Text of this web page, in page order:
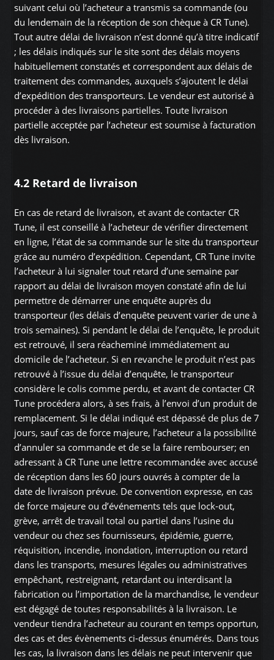
suivant celui où l’acheteur a transmis sa commande (ou
du lendemain de la réception de son chèque à CR Tune).
Tout autre délai de livraison n’est donné qu’à titre indicatif
; les délais indiqués sur le site sont des délais moyens
habituellement constatés et correspondent aux délais de
traitement des commandes, auxquels s’ajoutent le délai
d’expédition des transporteurs. Le vendeur est autorisé à
procéder à des livraisons partielles. Toute livraison
partielle acceptée par l’acheteur est soumise à facturation
dès livraison.
4.2 Retard de livraison
En cas de retard de livraison, et avant de contacter CR
Tune, il est conseillé à l’acheteur de vérifier directement
en ligne, l’état de sa commande sur le site du transporteur
grâce au numéro d’expédition. Cependant, CR Tune invite
l’acheteur à lui signaler tout retard d’une semaine par
rapport au délai de livraison moyen constaté afin de lui
permettre de démarrer une enquête auprès du
transporteur (les délais d’enquête peuvent varier de une à
trois semaines). Si pendant le délai de l’enquête, le produit
est retrouvé, il sera réacheminé immédiatement au
domicile de l’acheteur. Si en revanche le produit n’est pas
retrouvé à l’issue du délai d’enquête, le transporteur
considère le colis comme perdu, et avant de contacter CR
Tune procédera alors, à ses frais, à l’envoi d’un produit de
remplacement. Si le délai indiqué est dépassé de plus de 7
jours, sauf cas de force majeure, l’acheteur a la possibilité
d’annuler sa commande et de se la faire rembourser; en
adressant à CR Tune une lettre recommandée avec accusé
de réception dans les 60 jours ouvrés à compter de la
date de livraison prévue. De convention expresse, en cas
de force majeure ou d’événements tels que lock-out,
grève, arrêt de travail total ou partiel dans l’usine du
vendeur ou chez ses fournisseurs, épidémie, guerre,
réquisition, incendie, inondation, interruption ou retard
dans les transports, mesures légales ou administratives
empêchant, restreignant, retardant ou interdisant la
fabrication ou l’importation de la marchandise, le vendeur
est dégagé de toutes responsabilités à la livraison. Le
vendeur tiendra l’acheteur au courant en temps opportun,
des cas et des évènements ci-dessus énumérés. Dans tous
les cas, la livraison dans les délais ne peut intervenir que